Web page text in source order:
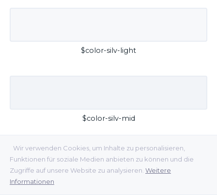
Wir verwenden Cookies, um Inhalte zu personalisieren,
Funktionen für soziale Medien anbieten zu können und die
Zugriffe auf unsere Website zu analysieren. Weitere
Informationen
$color-silv-light
$color-silv-mid